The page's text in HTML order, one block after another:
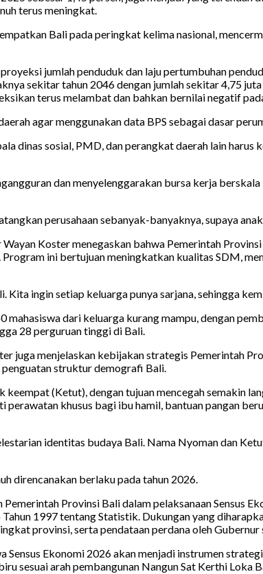
terus meningkat.
Bali pada peringkat kelima nasional,
jumlah penduduk dan laju pertumbuhan
sekitar tahun 2046 dengan jumlah sekitar 4,75
terus melambat dan bahkan bernilai negatif
agar menggunakan data BPS sebagai dasar
dinas sosial, PMD, dan perangkat daerah lain
dan menyelenggarakan bursa kerja
perusahaan sebanyak-banyaknya, supaya
Koster menegaskan bahwa Pemerintah
ini bertujuan meningkatkan kualitas SDM,
Kita ingin setiap keluarga punya sarjana, sehingga
dari keluarga kurang mampu, dengan
28 perguruan tinggi di Bali.
juga menjelaskan kebijakan strategis Pemerintah
struktur demografi Bali.
(Ketut), dengan tujuan mencegah semakin
khusus bagi ibu hamil, bantuan pangan
identitas budaya Bali. Nama Nyoman dan
direncanakan berlaku pada tahun 2026.
Provinsi Bali dalam pelaksanaan Sensus
1997 tentang Statistik. Dukungan yang
provinsi, serta pendataan perdana oleh
Ekonomi 2026 akan menjadi instrumen
sesuai arah pembangunan Nangun Sat Kerthi Loka